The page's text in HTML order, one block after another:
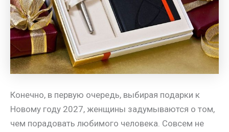
Конечно, в первую очередь, выбирая подарки к
Новому году 2027, женщины задумываются о том,
чем порадовать любимого человека. Совсем не